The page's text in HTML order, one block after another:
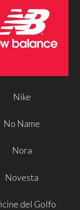
Nike
No Name
Nora
Novesta
del Golfo